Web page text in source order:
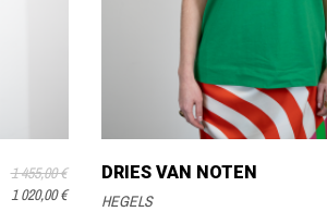
1 455,00 €
1 020,00 €
DRIES VAN NOTEN
HEGELS